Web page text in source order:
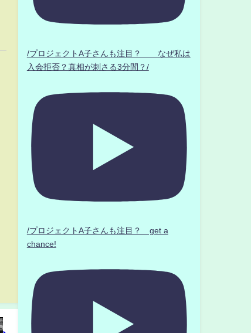
/プロジェクトA子さんも注目？ なぜ私は
入会拒否？真相が刺さる3分間？/
/プロジェクトA子さんも注目？ get a
chance!